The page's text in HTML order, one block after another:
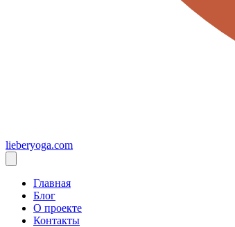
lieberyoga.com
Главная
Блог
О проекте
Контакты